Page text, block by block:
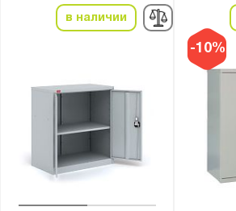
в наличии
-10%